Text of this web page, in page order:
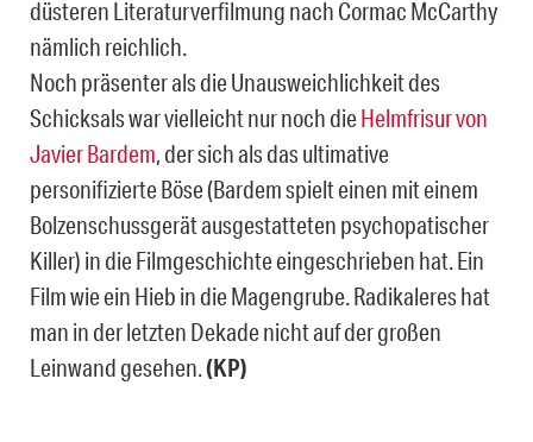
düsteren Literaturverfilmung nach Cormac McCarthy
nämlich reichlich.
Noch präsenter als die Unausweichlichkeit des
Schicksals war vielleicht nur noch dieHelmfrisur von
Javier Bardem, der sich als das ultimative
personifizierte Böse (Bardem spielt einen mit einem
Bolzenschussgerät ausgestatteten psychopatischer
Killer) in die Filmgeschichte eingeschrieben hat. Ein
Film wie ein Hieb in die Magengrube. Radikaleres hat
man in der letzten Dekade nicht auf der großen
Leinwand gesehen.(KP)